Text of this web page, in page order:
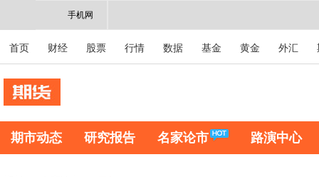
手机网
首页 财经 股票 行情 数据 基金 黄金 外汇
期市动态 研究报告 名家论市 路演中心